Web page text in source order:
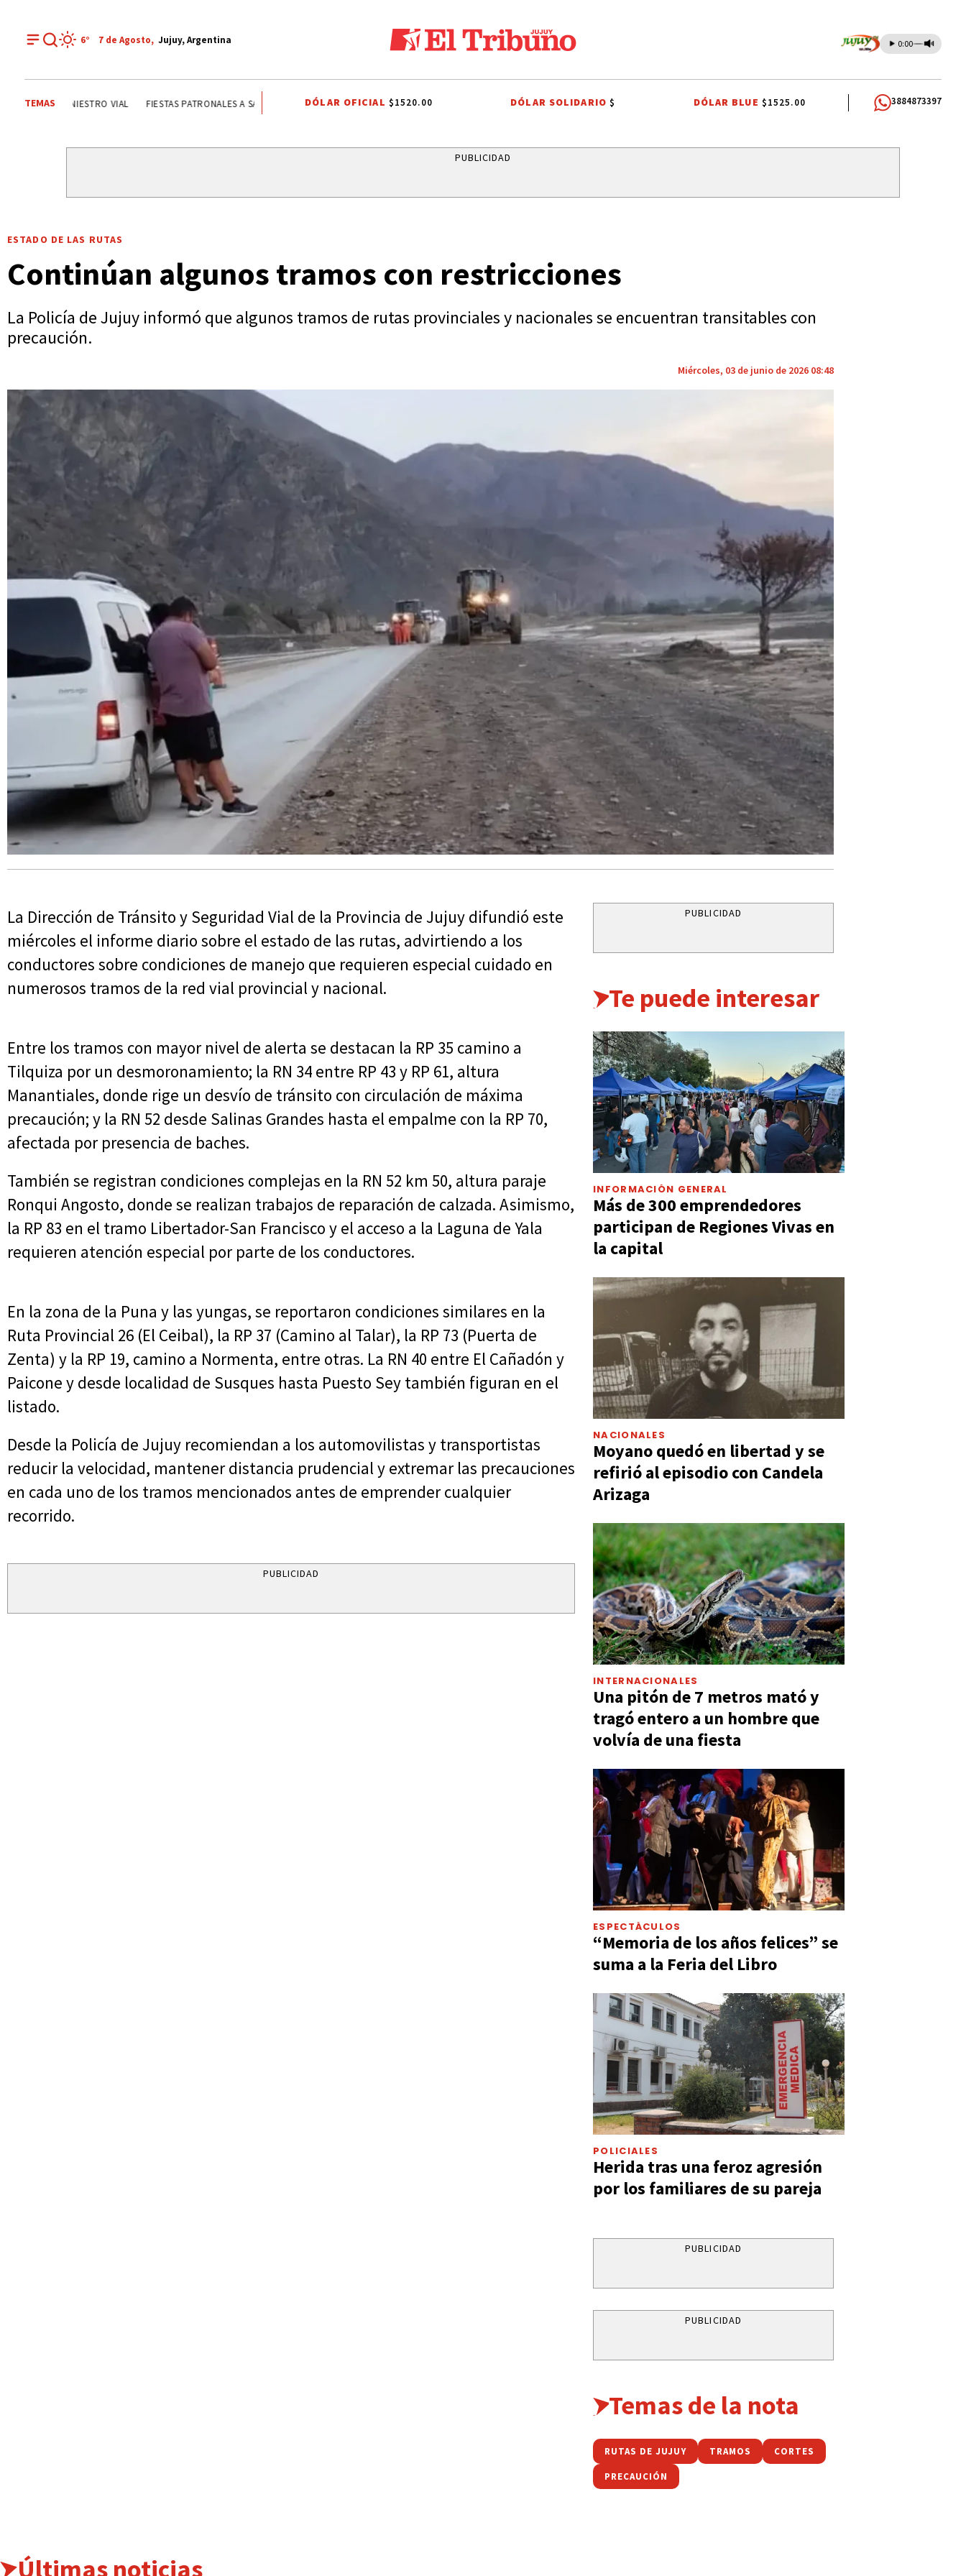
6° 7 de Agosto, Jujuy, Argentina 0:00
TEMASSINIESTRO VIAL FIESTAS PATRONALES A SAN CAYETANO INDEPENDENCIA DE BOLIVIA SISTEMA PÚBLICO CAME JOVEN CAPITAL HUMANO CASA BLANCA MINISTERIO PÚBLICO DE LA
DÓLAR OFICIAL $1520.00 DÓLAR SOLIDARIO$ DÓLAR BLUE $1525.00 3884873397
PUBLICIDAD
ESTADO DE LAS RUTAS
Continúan algunos tramos con restricciones
La Policía de Jujuy informó que algunos tramos de rutas provinciales y nacionales se encuentran transitables con
precaución.
Miércoles, 03 de junio de 2026 08:48
La Dirección de Tránsito y Seguridad Vial de la Provincia de Jujuy difundió este
miércoles el informe diario sobre el estado de las rutas, advirtiendo a los
conductores sobre condiciones de manejo que requieren especial cuidado en
numerosos tramos de la red vial provincial y nacional.
Entre los tramos con mayor nivel de alerta se destacan la RP 35 camino a
Tilquiza por un desmoronamiento; la RN 34 entre RP 43 y RP 61, altura
Manantiales, donde rige un desvío de tránsito con circulación de máxima
precaución; y la RN 52 desde Salinas Grandes hasta el empalme con la RP 70,
afectada por presencia de baches.
También se registran condiciones complejas en la RN 52 km 50, altura paraje
Ronqui Angosto, donde se realizan trabajos de reparación de calzada. Asimismo,
la RP 83 en el tramo Libertador-San Francisco y el acceso a la Laguna de Yala
requieren atención especial por parte de los conductores.
En la zona de la Puna y las yungas, se reportaron condiciones similares en la
Ruta Provincial 26 (El Ceibal), la RP 37 (Camino al Talar), la RP 73 (Puerta de
Zenta) y la RP 19, camino a Normenta, entre otras. La RN 40 entre El Cañadón y
Paicone y desde localidad de Susques hasta Puesto Sey también figuran en el
listado.
Desde la Policía de Jujuy recomiendan a los automovilistas y transportistas
reducir la velocidad, mantener distancia prudencial y extremar las precauciones
en cada uno de los tramos mencionados antes de emprender cualquier
recorrido.
PUBLICIDAD
PUBLICIDAD
Te puede interesar
INFORMACIÓN GENERAL
Más de 300 emprendedores
participan de Regiones Vivas en
la capital
NACIONALES
Moyano quedó en libertad y se
refirió al episodio con Candela
Arizaga
INTERNACIONALES
Una pitón de 7 metros mató y
tragó entero a un hombre que
volvía de una fiesta
ESPECTÁCULOS
“Memoria de los años felices” se
suma a la Feria del Libro
POLICIALES
Herida tras una feroz agresión
por los familiares de su pareja
PUBLICIDAD
PUBLICIDAD
Temas de la nota
RUTAS DE JUJUY TRAMOS CORTES
PRECAUCIÓN
Últimas noticias